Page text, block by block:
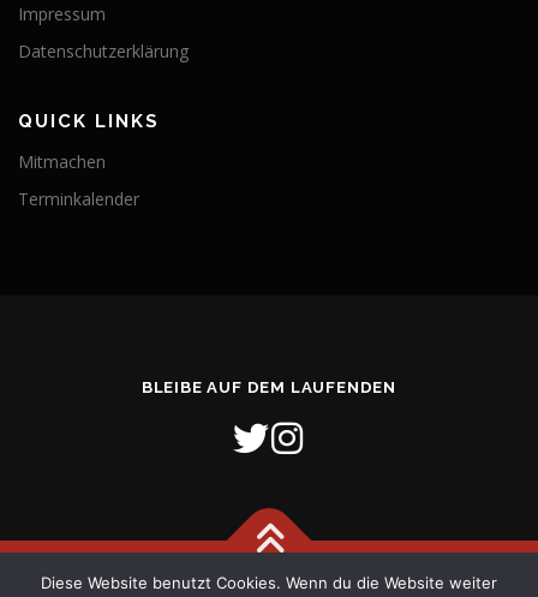
Impressum
Datenschutzerklärung
QUICK LINKS
Mitmachen
Terminkalender
BLEIBE AUF DEM LAUFENDEN
Diese Website benutzt Cookies. Wenn du die Website weiter